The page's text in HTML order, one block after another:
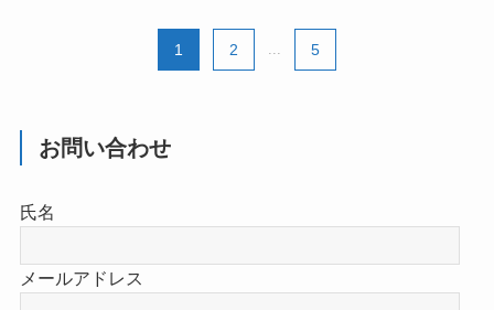
1 2 5
お問い合わせ
氏名
メールアドレス